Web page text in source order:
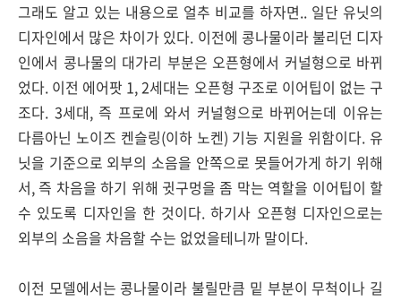
그래도 알고 있는 내용으로 얼추 비교를 하자면.. 일단 유닛의
디자인에서 많은 차이가 있다. 이전에 콩나물이라 불리던 디자
인에서 콩나물의 대가리 부분은 오픈형에서 커널형으로 바뀌
었다. 이전 에어팟 1, 2세대는 오픈형 구조로 이어팁이 없는 구
조다. 3세대, 즉 프로에 와서 커널형으로 바뀌어는데 이유는
다름아닌 노이즈 켄슬링(이하 노켄) 기능 지원을 위함이다. 유
닛을 기준으로 외부의 소음을 안쪽으로 못들어가게 하기 위해
서, 즉 차음을 하기 위해 귓구멍을 좀 막는 역할을 이어팁이 할
수 있도록 디자인을 한 것이다. 하기사 오픈형 디자인으로는
외부의 소음을 차음할 수는 없었을테니까 말이다.
이전 모델에서는 콩나물이라 불릴만큼 밑 부분이 무척이나 길